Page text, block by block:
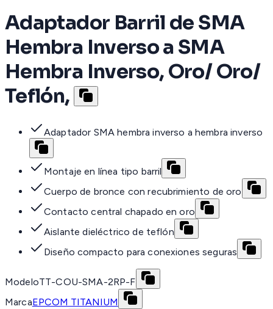
Adaptador Barril de SMA
Hembra Inverso a SMA
Hembra Inverso, Oro/ Oro/
Teflón,
Adaptador SMA hembra inverso a hembra inverso
Montaje en línea tipo barril
Cuerpo de bronce con recubrimiento de oro
Contacto central chapado en oro
Aislante dieléctrico de teflón
Diseño compacto para conexiones seguras
ModeloTT-COU-SMA-2RP-F
MarcaEPCOM TITANIUM